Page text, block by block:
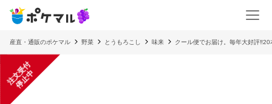
産直・通販のポケマル 野菜 とうもろこし 味来 クール便でお届け。毎年大好評
注
文
受
付
停
止
中